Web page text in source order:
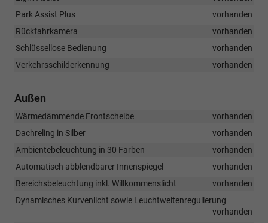
Park Assist Plus
vorhanden
Rückfahrkamera
vorhanden
Schlüssellose Bedienung
vorhanden
Verkehrsschilderkennung
vorhanden
Außen
Wärmedämmende Frontscheibe
vorhanden
Dachreling in Silber
vorhanden
Ambientebeleuchtung in 30 Farben
vorhanden
Automatisch abblendbarer Innenspiegel
vorhanden
Bereichsbeleuchtung inkl. Willkommenslicht
vorhanden
Dynamisches Kurvenlicht sowie Leuchtweitenregulierung
vorhanden